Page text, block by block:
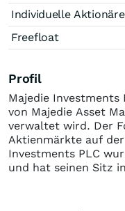
Individuelle Aktionäre
Freefloat
Profil
Majedie Investments
von Majedie Asset
verwaltet wird. Der
Aktienmärkte auf
Investments PLC
und hat seinen Sitz